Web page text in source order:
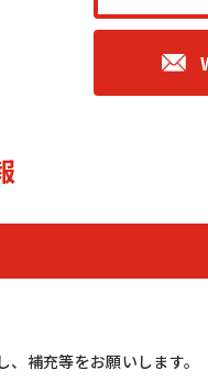
補充等をお願いします。